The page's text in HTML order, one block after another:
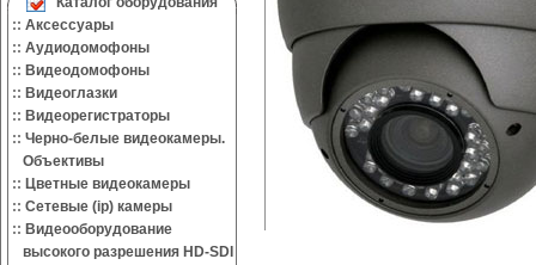
:: Аксессуары
:: Аудиодомофоны
:: Видеодомофоны
:: Видеоглазки
:: Видеорегистраторы
:: Черно-белые видеокамеры.
Объективы
:: Цветные видеокамеры
:: Сетевые (ip) камеры
:: Видеооборудование
высокого разрешения HD-SDI